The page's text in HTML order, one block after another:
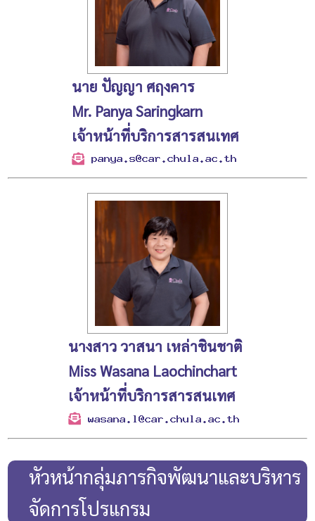
นาย ปัญญา ศฤงคาร
Mr. Panya Saringkarn
เจ้าหน้าที่บริการสารสนเทศ
นางสาว วาสนา เหล่าชินชาติ
Miss Wasana Laochinchart
เจ้าหน้าที่บริการสารสนเทศ
หัวหน้ากลุ่มภารกิจพัฒนาและบริหาร
จัดการโปรแกรม